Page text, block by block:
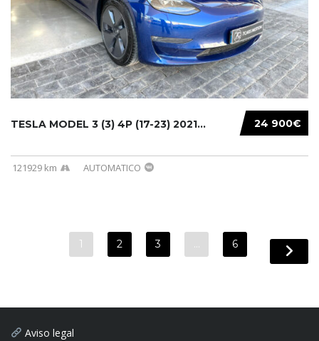
24 900€
TESLA MODEL 3 (3) 4P (17-23) 2021...
121929 km AUTOMATICO
1 2 3 … 6
Aviso legal